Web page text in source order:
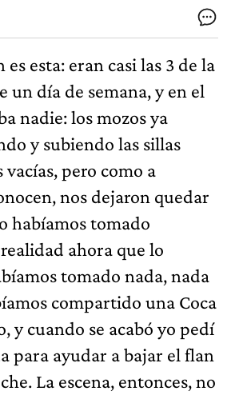
es esta: eran casi las 3 de la
un día de semana, y en el
nadie: los mozos ya
y subiendo las sillas
vacías, pero como a
nos dejaron quedar
habíamos tomado
ahora que lo
tomado nada, nada
compartido una Coca
y cuando se acabó yo pedí
para ayudar a bajar el flan
La escena, entonces, no